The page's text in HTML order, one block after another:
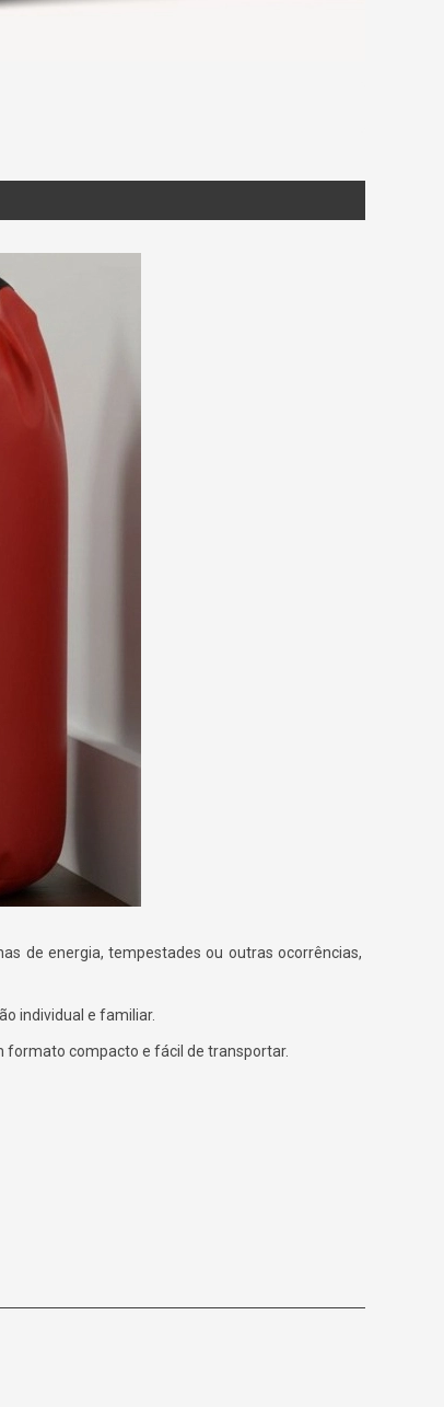
de energia, tempestades ou outras ocorrências,
individual e familiar.
formato compacto e fácil de transportar.